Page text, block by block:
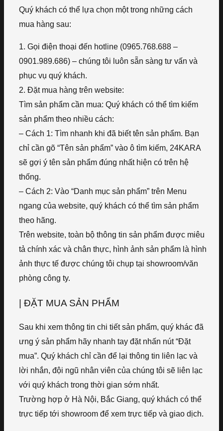
Quý khách có thể lựa chọn một trong những cách
mua hàng sau:
1. Gọi điện thoại đến hotline (0965.768.688 –
0901.989.686) – chúng tôi luôn sẵn sàng tư vấn và
phục vụ quý khách.
2. Đặt mua hàng trên website:
Tìm sản phẩm cần mua: Quý khách có thể tìm kiếm
sản phẩm theo nhiều cách:
– Cách 1: Tìm nhanh khi đã biết tên sản phẩm. Bạn
chỉ cần gõ “Tên sản phẩm” vào ô tìm kiếm, 24KARA
sẽ gợi ý tên sản phẩm đúng nhất hiện có trên hệ
thống.
– Cách 2: Vào “Danh mục sản phẩm” trên Menu
ngang của website, quý khách có thể tìm sản phẩm
theo hãng.
Trên website, toàn bộ thông tin sản phẩm được miêu
tả chính xác và chân thực, hình ảnh sản phẩm là hình
ảnh thực tế được chúng tôi chụp tại showroom/văn
phòng công ty.
| ĐẶT MUA SẢN PHẨM
Sau khi xem thông tin chi tiết sản phẩm, quý khác đã
ưng ý sản phẩm hãy nhanh tay đặt nhấn nút “Đặt
mua”. Quý khách chỉ cần để lại thông tin liên lạc và
lời nhắn, đội ngũ nhân viên của chúng tôi sẽ liên lạc
với quý khách trong thời gian sớm nhất.
Trường hợp ở Hà Nội, Bắc Giang, quý khách có thể
trực tiếp tới showroom để xem trực tiếp và giao dịch.